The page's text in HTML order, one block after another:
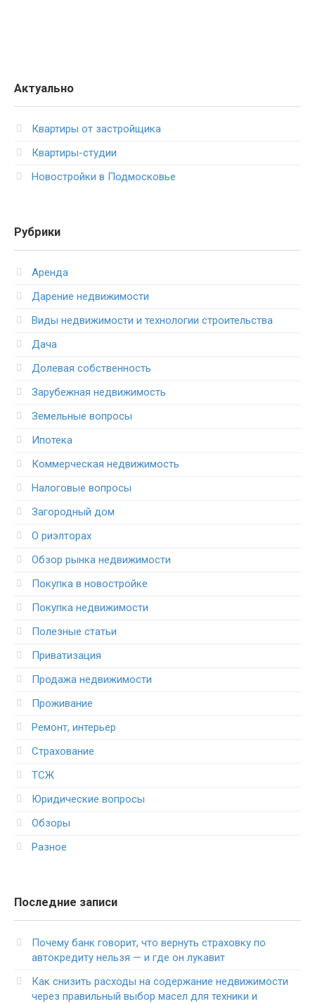
Актуально
Квартиры от застройщика
Квартиры-студии
Новостройки в Подмосковье
Рубрики
Аренда
Дарение недвижимости
Виды недвижимости и технологии строительства
Дача
Долевая собственность
Зарубежная недвижимость
Земельные вопросы
Ипотека
Коммерческая недвижимость
Налоговые вопросы
Загородный дом
О риэлторах
Обзор рынка недвижимости
Покупка в новостройке
Покупка недвижимости
Полезные статьи
Приватизация
Продажа недвижимости
Проживание
Ремонт, интерьер
Страхование
ТСЖ
Юридические вопросы
Обзоры
Разное
Последние записи
Почему банк говорит, что вернуть страховку по
автокредиту нельзя — и где он лукавит
Как снизить расходы на содержание недвижимости
через правильный выбор масел для техники и